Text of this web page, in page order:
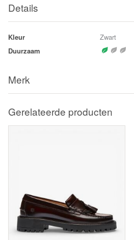
Details
Kleur
Zwart
Duurzaam
Merk
Gerelateerde producten